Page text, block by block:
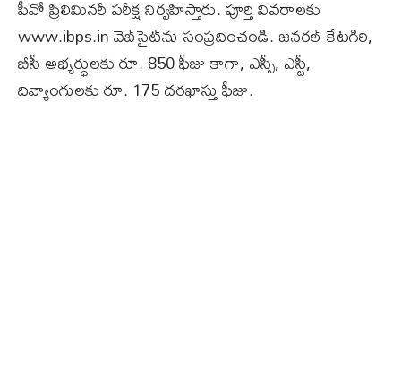
పీవో ప్రిలిమినరీ పరీక్ష నిర్వహిస్తారు. పూర్తి వివరాలకు
www.ibps.in వెబ్‌సైట్‌ను సంప్రదించండి. జనరల్‌ కేటగిరి,
బీసీ అభ్యర్థులకు రూ. 850 ఫీజు కాగా, ఎస్సీ, ఎస్టీ,
దివ్యాంగులకు రూ. 175 దరఖాస్తు ఫీజు.